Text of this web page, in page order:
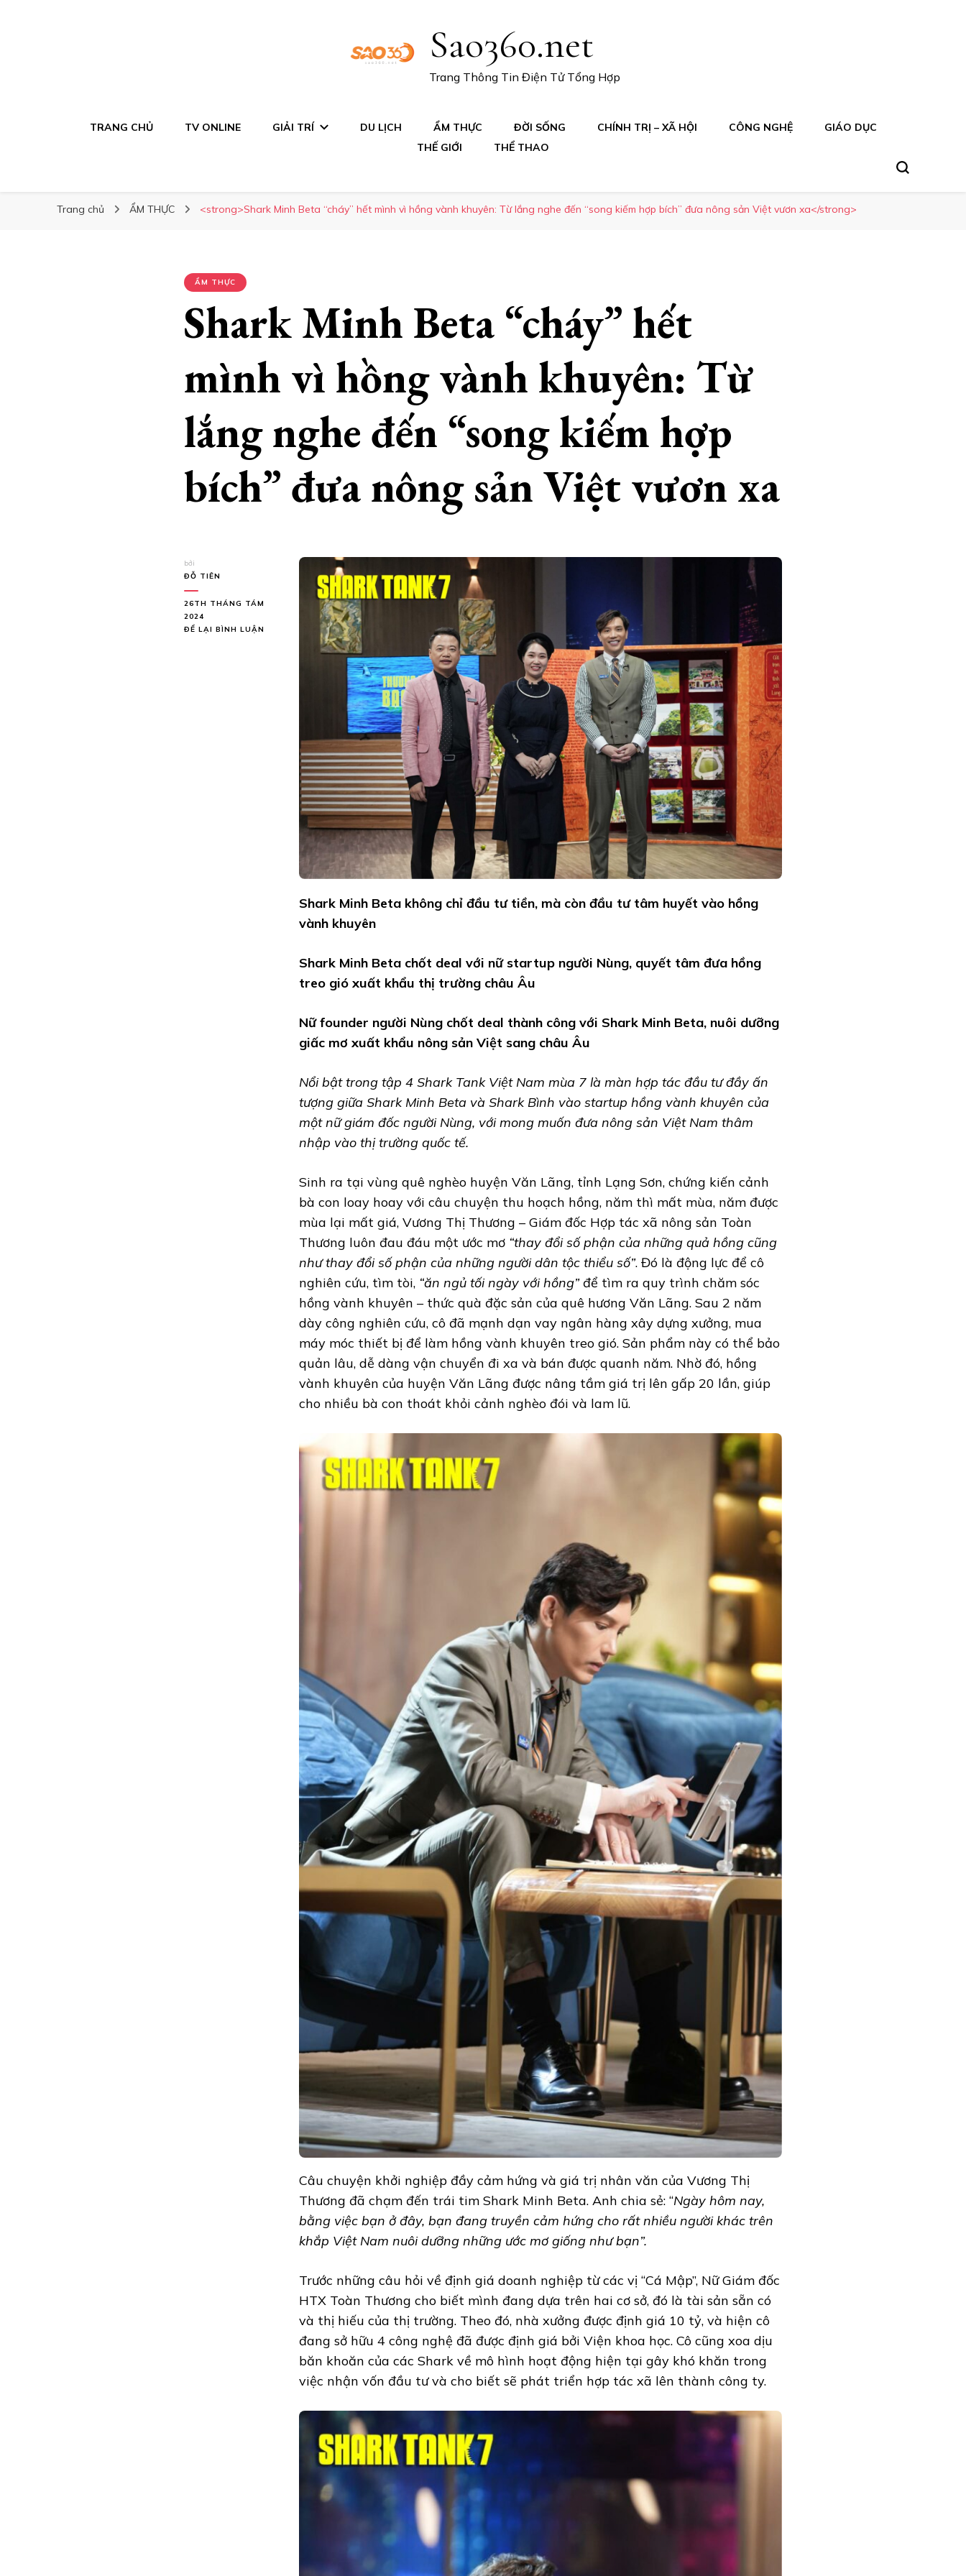
Sao360.net
Trang Thông Tin Điện Tử Tổng Hợp
TRANG CHỦ TV ONLINE GIẢI TRÍ DU LỊCH ẨM THỰC ĐỜI SỐNG CHÍNH TRỊ – XÃ HỘI CÔNG NGHỆ
GIÁO DỤC
THẾ GIỚI
THỂ THAO
Trang chủ ẨM THỰC <strong>Shark Minh Beta “cháy” hết mình vì hồng vành khuyên: Từ lắng nghe đến “song kiếm hợp bích” đưa nông sản Việt vươn xa</strong>
ẨM THỰC
Shark Minh Beta “cháy” hết
mình vì hồng vành khuyên: Từ
lắng nghe đến “song kiếm hợp
bích” đưa nông sản Việt vươn xa
bởi
ĐỖ TIÊN
26TH THÁNG TÁM
2024
ĐỂ LẠI BÌNH LUẬN
KHUYÊN:
Shark Minh Beta không chỉ đầu tư tiền, mà còn đầu tư tâm huyết vào hồng
vành khuyên
Shark Minh Beta chốt deal với nữ startup người Nùng, quyết tâm đưa hồng
treo gió xuất khẩu thị trường châu Âu
Nữ founder người Nùng chốt deal thành công với Shark Minh Beta, nuôi dưỡng
giấc mơ xuất khẩu nông sản Việt sang châu Âu
Nổi bật trong tập 4 Shark Tank Việt Nam mùa 7 là màn hợp tác đầu tư đầy ấn
tượng giữa Shark Minh Beta và Shark Bình vào startup hồng vành khuyên của
một nữ giám đốc người Nùng, với mong muốn đưa nông sản Việt Nam thâm
nhập vào thị trường quốc tế.
Sinh ra tại vùng quê nghèo huyện Văn Lãng, tỉnh Lạng Sơn, chứng kiến cảnh
bà con loay hoay với câu chuyện thu hoạch hồng, năm thì mất mùa, năm được
mùa lại mất giá, Vương Thị Thương – Giám đốc Hợp tác xã nông sản Toàn
Thương luôn đau đáu một ước mơ “thay đổi số phận của những quả hồng cũng
như thay đổi số phận của những người dân tộc thiểu số”. Đó là động lực để cô
nghiên cứu, tìm tòi, “ăn ngủ tối ngày với hồng”để tìm ra quy trình chăm sóc
hồng vành khuyên – thức quà đặc sản của quê hương Văn Lãng. Sau 2 năm
dày công nghiên cứu, cô đã mạnh dạn vay ngân hàng xây dựng xưởng, mua
máy móc thiết bị để làm hồng vành khuyên treo gió. Sản phẩm này có thể bảo
quản lâu, dễ dàng vận chuyển đi xa và bán được quanh năm. Nhờ đó, hồng
vành khuyên của huyện Văn Lãng được nâng tầm giá trị lên gấp 20 lần, giúp
cho nhiều bà con thoát khỏi cảnh nghèo đói và lam lũ.
Câu chuyện khởi nghiệp đầy cảm hứng và giá trị nhân văn của Vương Thị
Thương đã chạm đến trái tim Shark Minh Beta. Anh chia sẻ: “Ngày hôm nay,
bằng việc bạn ở đây, bạn đang truyền cảm hứng cho rất nhiều người khác trên
khắp Việt Nam nuôi dưỡng những ước mơ giống như bạn”.
Trước những câu hỏi về định giá doanh nghiệp từ các vị “Cá Mập”, Nữ Giám đốc
HTX Toàn Thương cho biết mình đang dựa trên hai cơ sở, đó là tài sản sẵn có
và thị hiếu của thị trường. Theo đó, nhà xưởng được định giá 10 tỷ, và hiện cô
đang sở hữu 4 công nghệ đã được định giá bởi Viện khoa học. Cô cũng xoa dịu
băn khoăn của các Shark về mô hình hoạt động hiện tại gây khó khăn trong
việc nhận vốn đầu tư và cho biết sẽ phát triển hợp tác xã lên thành công ty.